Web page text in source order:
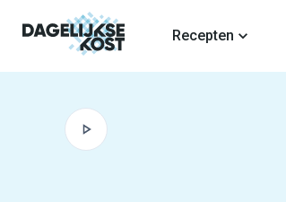
Recepten